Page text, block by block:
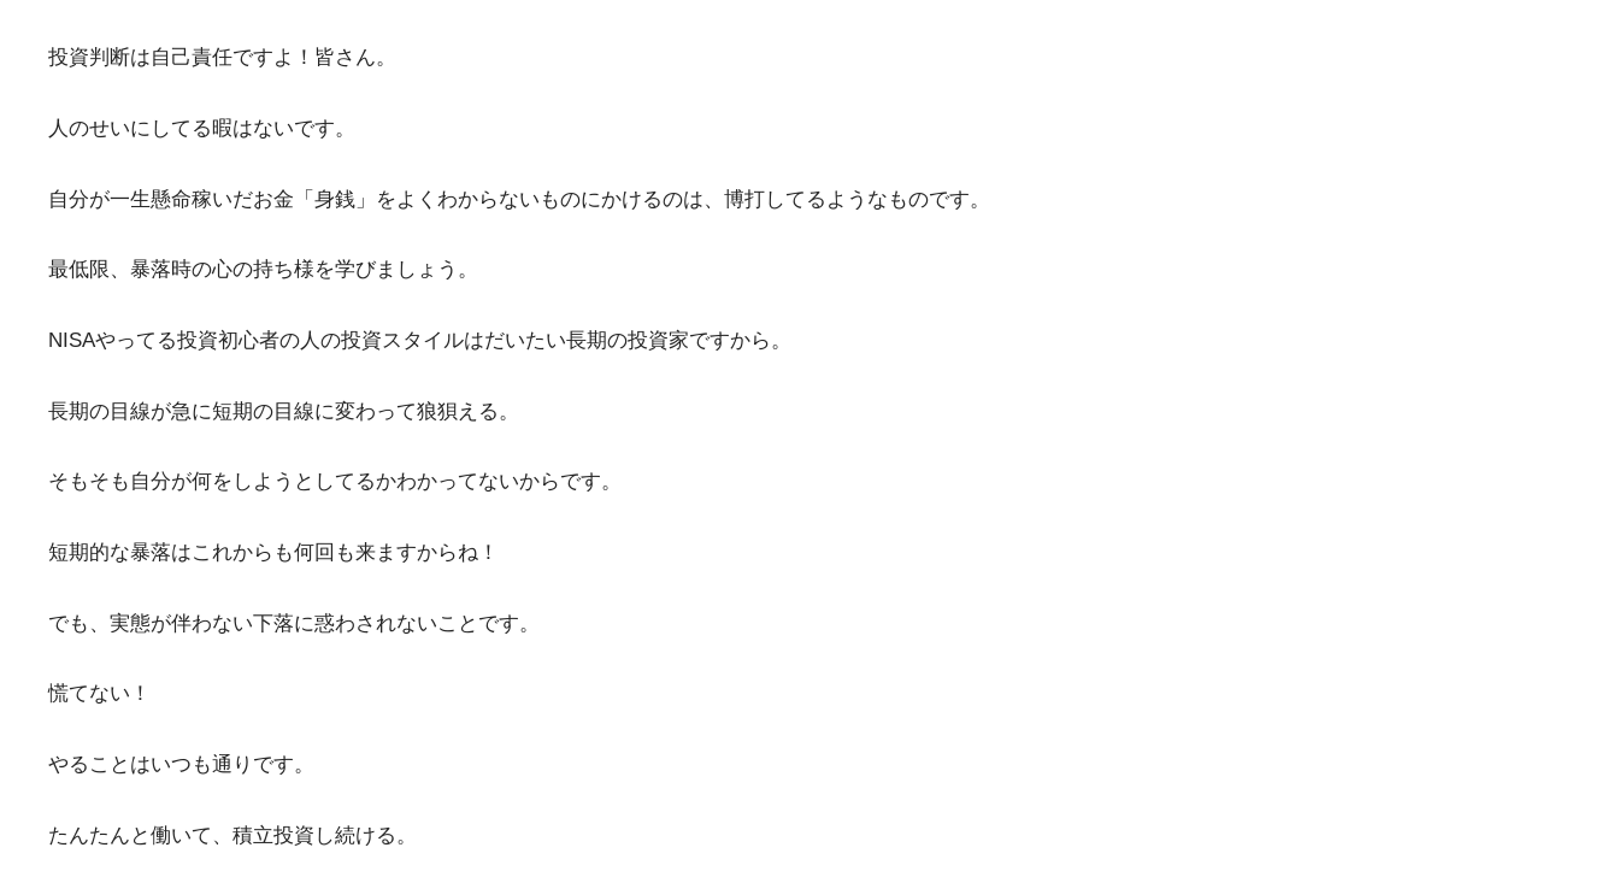
投資判断は自己責任ですよ！皆さん。
人のせいにしてる暇はないです。
自分が一生懸命稼いだお金「身銭」をよくわからないものにかけるのは、博打してるようなものです。
最低限、暴落時の心の持ち様を学びましょう。
NISAやってる投資初心者の人の投資スタイルはだいたい長期の投資家ですから。
長期の目線が急に短期の目線に変わって狼狽える。
そもそも自分が何をしようとしてるかわかってないからです。
短期的な暴落はこれからも何回も来ますからね！
でも、実態が伴わない下落に惑わされないことです。
慌てない！
やることはいつも通りです。
たんたんと働いて、積立投資し続ける。